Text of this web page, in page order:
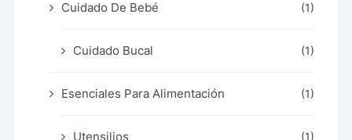
Cuidado De Bebé (1)
Cuidado Bucal (1)
Esenciales Para Alimentación (1)
Utensilios (1)